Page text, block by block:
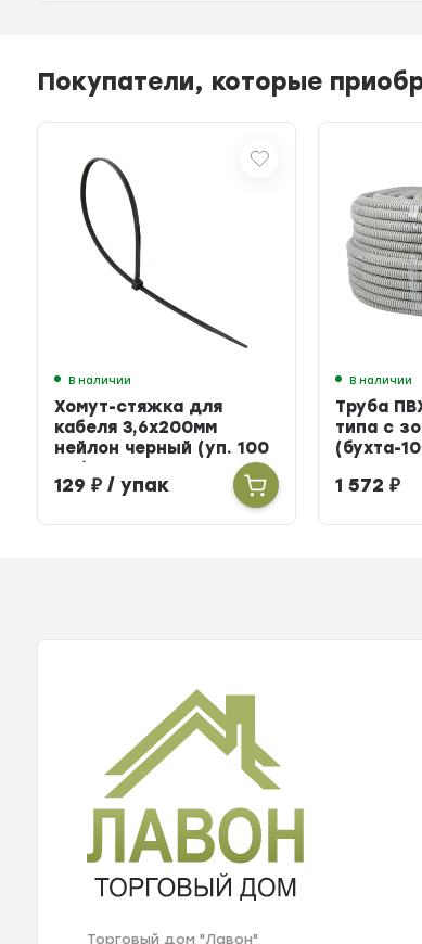
Покупатели, которые
В наличии
Хомут-стяжка для
кабеля 3,6х200мм
нейлон черный (уп. 100
шт.)
129₽ / упак
В наличии
Труба
типа с
(бухта-
1 572₽
Торговый дом "Лавон"